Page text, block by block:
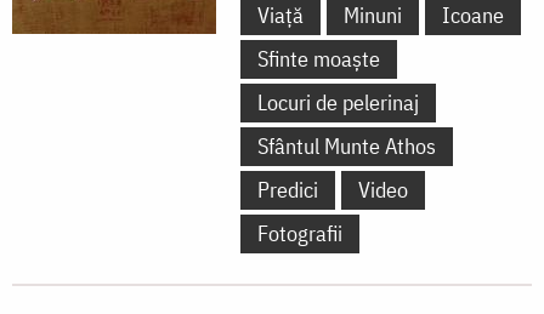
Viață
Minuni
Icoane
Sfinte moaște
Locuri de pelerinaj
Sfântul Munte Athos
Predici
Video
Fotografii